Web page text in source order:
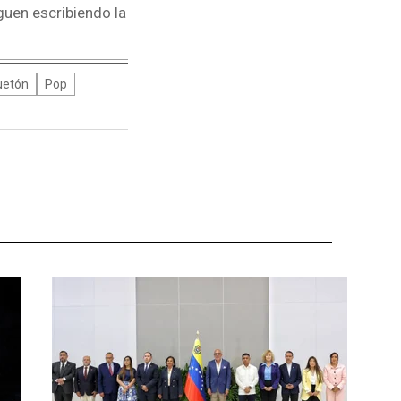
escribiendo la
Pop